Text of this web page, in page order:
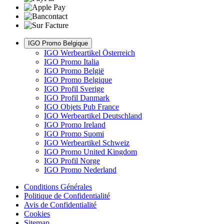
IGO Promo Belgique
IGO Werbeartikel Österreich
IGO Promo Italia
IGO Promo België
IGO Promo Belgique
IGO Profil Sverige
IGO Profil Danmark
IGO Objets Pub France
IGO Werbeartikel Deutschland
IGO Promo Ireland
IGO Promo Suomi
IGO Werbeartikel Schweiz
IGO Promo United Kingdom
IGO Profil Norge
IGO Promo Nederland
Conditions Générales
Politique de Confidentialité
Avis de Confidentialité
Cookies